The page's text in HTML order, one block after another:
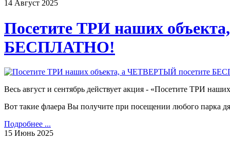
14 Август 2025
Посетите ТРИ наших
БЕСПЛАТНО!
Весь август и сентябрь действует акция - «Посетите ТРИ
Вот такие флаера Вы получите при посещении любого парка
Подробнее ...
15 Июнь 2025